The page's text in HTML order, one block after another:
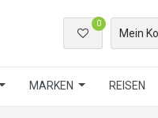
0
Mein
MARKEN REISEN